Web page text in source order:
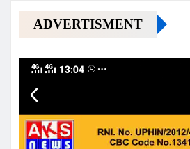
ADVERTISMENT